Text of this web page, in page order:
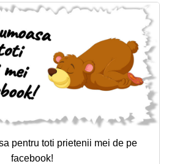
pentru toti prietenii mei de pe
facebook!